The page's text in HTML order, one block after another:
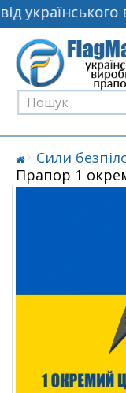
українського
Сили
Прапор 1